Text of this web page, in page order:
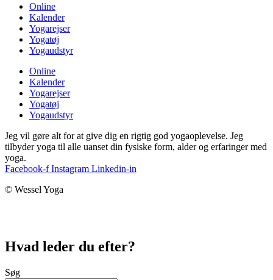
Online
Kalender
Yogarejser
Yogatøj
Yogaudstyr
Online
Kalender
Yogarejser
Yogatøj
Yogaudstyr
Jeg vil gøre alt for at give dig en rigtig god yogaoplevelse. Jeg
tilbyder yoga til alle uanset din fysiske form, alder og erfaringer med
yoga.
Facebook-f Instagram Linkedin-in
© Wessel Yoga
Hvad leder du efter?
Søg